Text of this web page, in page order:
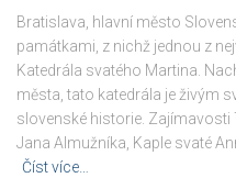
Bratislava, hlavní město
památkami, z nichž jednou z
Katedrála svatého Martina.
města, tato katedrála je živým
slovenské historie. Zajímavosti
Jana Almužníka, Kaple svaté
Číst více…